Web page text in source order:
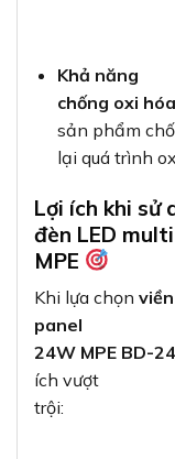
Khả năng
chống oxi hóa
sản phẩm
lại quá trình
Lợi ích khi sử
đèn LED
MPE
Khi lựa chọn
panel
24W MPE BD-
ích vượt
trội: